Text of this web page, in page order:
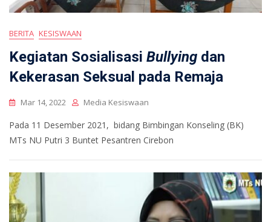
BERITA KESISWAAN
Kegiatan Sosialisasi Bullying dan
Kekerasan Seksual pada Remaja
Mar 14, 2022 Media Kesiswaan
Pada 11 Desember 2021, bidang Bimbingan Konseling (BK)
MTs NU Putri 3 Buntet Pesantren Cirebon